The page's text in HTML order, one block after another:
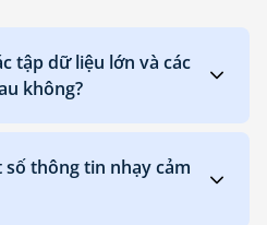
tập dữ liệu lớn và các
không?
thông tin nhạy cảm